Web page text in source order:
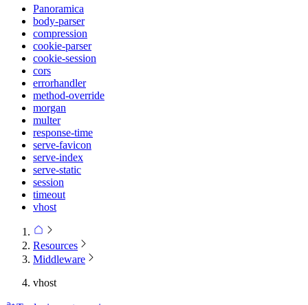
Panoramica
body-parser
compression
cookie-parser
cookie-session
cors
errorhandler
method-override
morgan
multer
response-time
serve-favicon
serve-index
serve-static
session
timeout
vhost
Resources
Middleware
vhost